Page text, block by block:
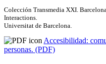
Colección Transmedia XXI.
Interactions.
Universitat de Barcelona.
Accesibilidad:
personas. (PDF)